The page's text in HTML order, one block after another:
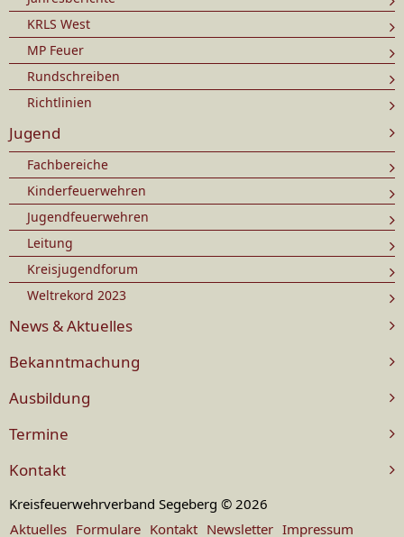
KRLS West
MP Feuer
Rundschreiben
Richtlinien
Jugend
Fachbereiche
Kinderfeuerwehren
Jugendfeuerwehren
Leitung
Kreisjugendforum
Weltrekord 2023
News & Aktuelles
Bekanntmachung
Ausbildung
Termine
Kontakt
Kreisfeuerwehrverband Segeberg © 2026
Aktuelles Formulare Kontakt Newsletter Impressum